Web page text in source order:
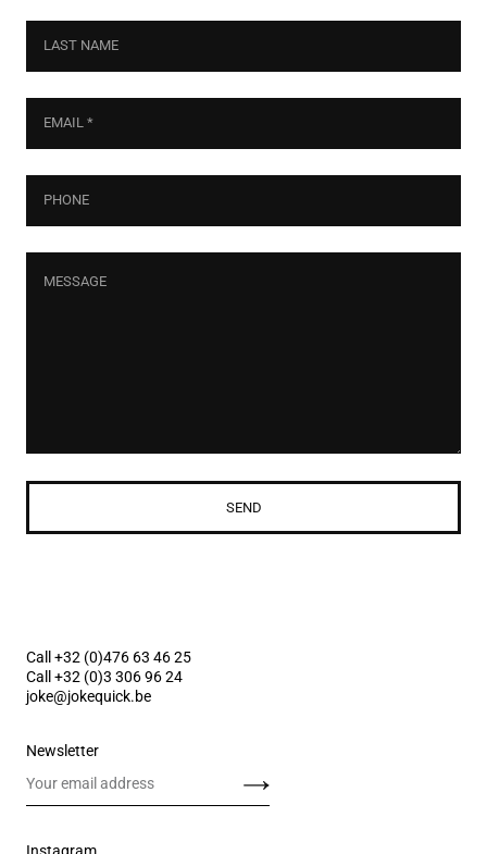
SEND
Call +32 (0)476 63 46 25
Call +32 (0)3 306 96 24
joke@jokequick.be
Newsletter
Send